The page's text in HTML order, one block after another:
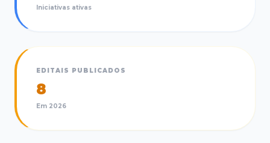
Iniciativas ativas
EDITAIS PUBLICADOS
8
Em 2026